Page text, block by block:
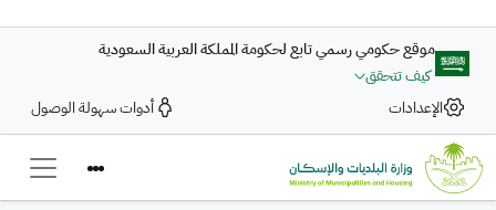
موقع حكومي رسمي تابع لحكومة المملكة العربية السعودية
كيف تتحقق
الإعدادات
أدوات سهولة الوصول